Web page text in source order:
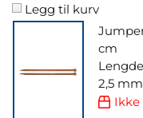
Legg til kurv
cm
2,5 mm
Ikke